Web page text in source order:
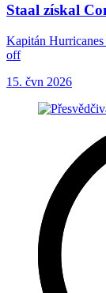
Staal získal
Kapitán Hurricanes
off
15. čvn 2026